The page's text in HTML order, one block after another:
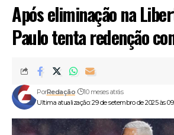
Após eliminação na
Paulo tenta redenção
Ultima atualização: 29 de setembro de 2025 às
PorRedação 10 meses atrás